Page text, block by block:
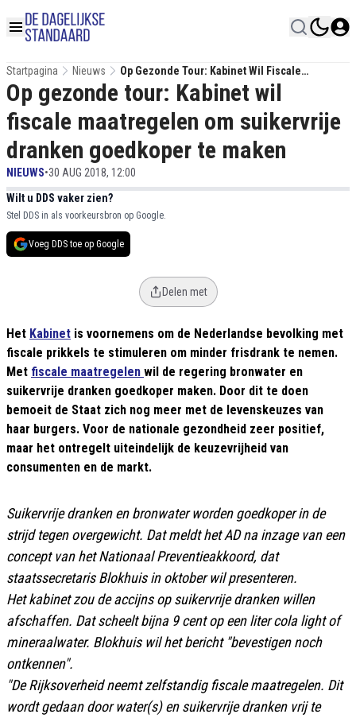
Startpagina Nieuws
Op Gezonde Tour: Kabinet Wil Fiscale
Maatregelen Om Suikervrije Dranken
Goedkoper Te Maken
Op gezonde tour: Kabinet wil
fiscale maatregelen om suikervrije
dranken goedkoper te maken
NIEUWS•30 AUG 2018, 12:00
Wilt u DDS vaker zien?
Stel DDS in als voorkeursbron op Google.
Voeg DDS toe op Google
Delen met
Het Kabinet is voornemens om de Nederlandse bevolking met
fiscale prikkels te stimuleren om minder frisdrank te nemen.
Met fiscale maatregelen wil de regering bronwater en
suikervrije dranken goedkoper maken. Door dit te doen
bemoeit de Staat zich nog meer met de levenskeuzes van
haar burgers. Voor de nationale gezondheid zeer positief,
maar het ontregelt uiteindelijk de keuzevrijheid van
consumenten en de markt.
Suikervrije dranken en bronwater worden goedkoper in de
strijd tegen overgewicht. Dat meldt het AD na inzage van een
concept van het Nationaal Preventieakkoord, dat
staatssecretaris Blokhuis in oktober wil presenteren.
Het kabinet zou de accijns op suikervrije dranken willen
afschaffen. Dat scheelt bijna 9 cent op een liter cola light of
mineraalwater. Blokhuiswil het bericht "bevestigen noch
ontkennen".
"De Rijksoverheid neemt zelfstandig fiscale maatregelen. Dit
wordt gedaan door water(s) en suikervrije dranken vrij te